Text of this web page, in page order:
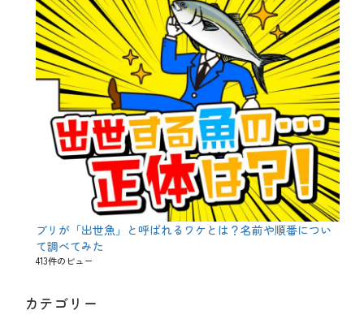
ブリが「出世魚」と呼ばれるワケとは？名前や順番につい
て調べてみた
413件のビュー
カテゴリー